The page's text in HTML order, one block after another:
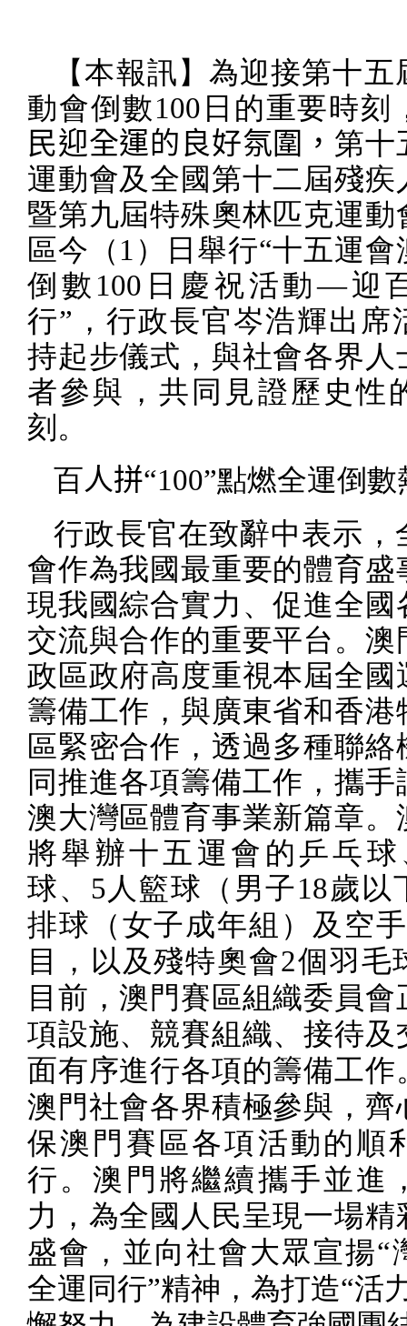
【本報訊】 為迎接第十五
動會倒數100 日的重要時刻
民迎全運的良好氛圍， 第十
運動會及全國第十二屆殘疾
暨第九屆特殊奧林匹克運動
區今（ 1 ）日舉行“十五運會
倒數 100 日慶祝活動—迎
行”，行政長官岑浩輝出席
持起步儀式，與社會各界人
者參與，共同見證歷史性
刻。
百人拼“100”點燃全運倒數
行政長官在致辭中表示，
會作為我國最重要的體育盛
現我國綜合實力、促進全國
交流與合作的重要平台。澳
政區政府高度重視本屆全國
籌備工作，與廣東省和香港
區緊密合作，透過多種聯絡
同推進各項籌備工作，攜手
澳大灣區體育事業新篇章。
將舉辦十五運會的乒乓
球、 5 人籃球 （ 男子18歲以
排球 （女子成年組 ） 及空
目，以及殘特奧會2個羽毛
目前，澳門賽區組織委員會
項設施、競賽組織、接待及
面有序進行各項的籌備工作
澳門社會各界積極參與，齊
保澳門賽區各項活動的順
行。澳門將繼續攜手並進
力，為全國人民呈現一場精
盛會，並向社會大眾宣揚“
全運同行”精神，為打造“活